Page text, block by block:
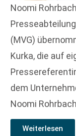
Noomi
(MVG)
Kurka, die auf
dem
Noomi
Weiterlesen